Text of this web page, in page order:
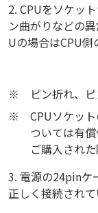
2. CPUをソケッ
ン曲がりなどの
Uの場合はCPU側
※
ピン折れ、
※
CPUソケッ
ついては有
ご購入され
3. 電源の24pinケ
正しく接続されて